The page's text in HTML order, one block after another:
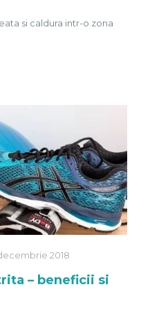
si caldura intr-o zona
2018
– beneficii si